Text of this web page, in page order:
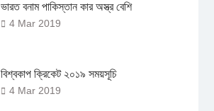
ভারত বনাম পাকিস্তান কার অস্ত্র বেশি
4 Mar 2019
বিশ্বকাপ ক্রিকেট ২০১৯ সময়সূচি
4 Mar 2019